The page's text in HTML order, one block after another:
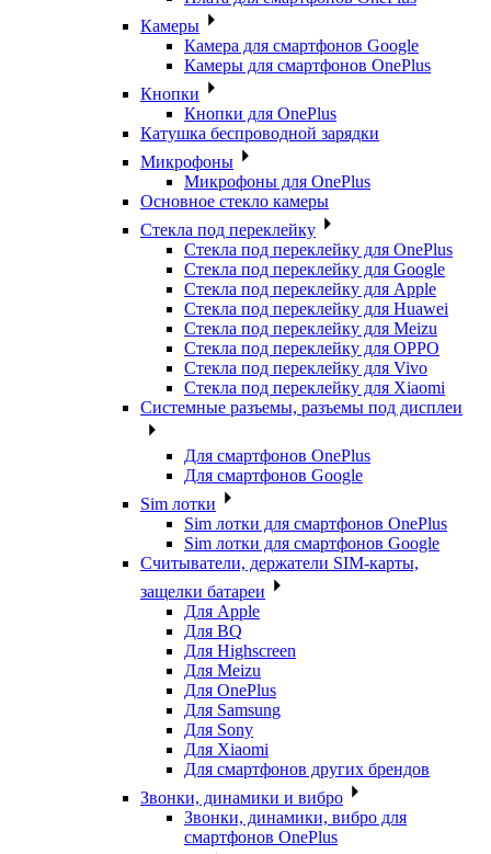
Камеры
Камера для смартфонов Google
Камеры для смартфонов OnePlus
Кнопки
Кнопки для OnePlus
Катушка беспроводной зарядки
Микрофоны
Микрофоны для OnePlus
Основное стекло камеры
Стекла под переклейку
Стекла под переклейку для OnePlus
Стекла под переклейку для Google
Стекла под переклейку для Apple
Стекла под переклейку для Huawei
Стекла под переклейку для Meizu
Стекла под переклейку для OPPO
Стекла под переклейку для Vivo
Стекла под переклейку для Xiaomi
Системные разъемы, разъемы под дисплеи
Для смартфонов OnePlus
Для смартфонов Google
Sim лотки
Sim лотки для смартфонов OnePlus
Sim лотки для смартфонов Google
Считыватели, держатели SIM-карты,
защелки батареи
Для Apple
Для BQ
Для Highscreen
Для Meizu
Для OnePlus
Для Samsung
Для Sony
Для Xiaomi
Для смартфонов других брендов
Звонки, динамики и вибро
Звонки, динамики, вибро для
смартфонов OnePlus